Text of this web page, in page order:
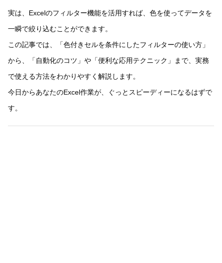
実は、Excelのフィルター機能を活用すれば、色を使ってデータを
一瞬で絞り込むことができます。
この記事では、「色付きセルを条件にしたフィルターの使い方」
から、「自動化のコツ」や「便利な応用テクニック」まで、実務
で使える方法をわかりやすく解説します。
今日からあなたのExcel作業が、ぐっとスピーディーになるはずで
す。